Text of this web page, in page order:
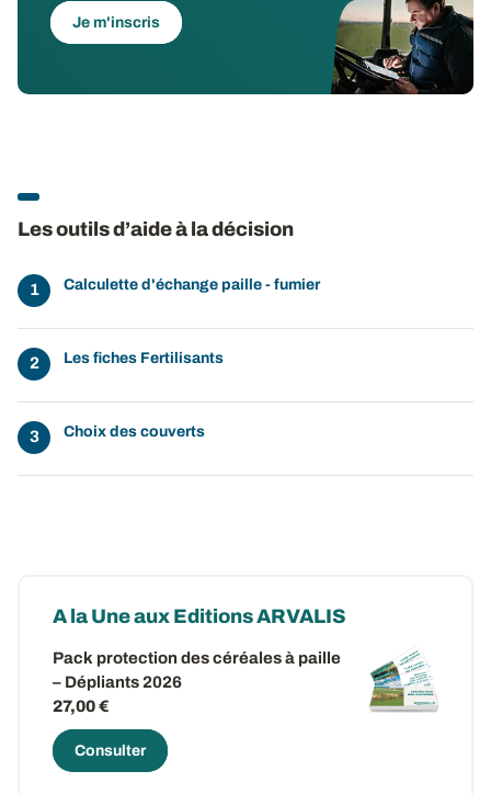
Je m'inscris
Les outils d’aide à la décision
Calculette d'échange paille - fumier
Les fiches Fertilisants
Choix des couverts
A la Une aux Editions ARVALIS
Pack protection des céréales à paille
– Dépliants 2026
27,00 €
Consulter